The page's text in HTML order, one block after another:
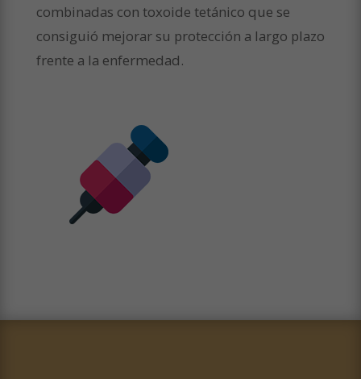
combinadas con toxoide tetánico que se
consiguió mejorar su protección a largo plazo
frente a la enfermedad.